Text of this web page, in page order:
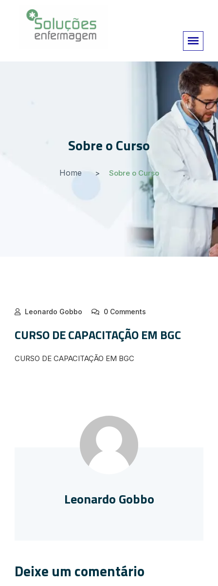
Sobre o Curso
Home Sobre o Curso
Leonardo Gobbo 0 Comments
CURSO DE CAPACITAÇÃO EM BGC
CURSO DE CAPACITAÇÃO EM BGC
Leonardo Gobbo
Deixe um comentário